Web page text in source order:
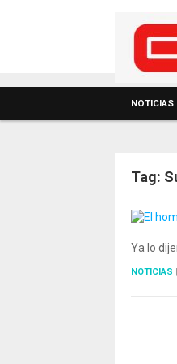
NOTICIAS
Tag:
Ya lo
NOTICIAS |